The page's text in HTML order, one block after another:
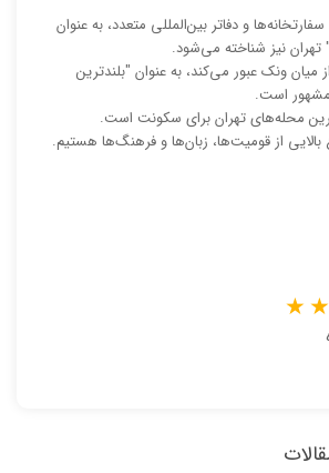
و دفاتر بین‌المللی متعدد، به عنوان
تهران نیز شناخته می‌شود.
میان ونک عبور می‌کند، به عنوان "بلندترین
مشهور است.
محله‌های تهران برای سکونت است.
از قومیت‌ها، زبان‌ها و فرهنگ‌ها هستیم.